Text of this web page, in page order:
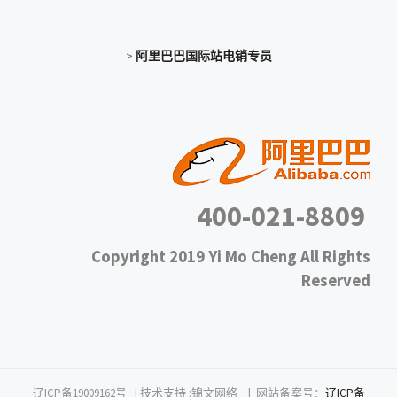
> 阿里巴巴国际站电销专员
400-021-8809
Copyright 2019 Yi Mo Cheng All Rights
Reserved
辽ICP备19009162号 | 技术支持 :锦文网络 | 网站备案号： 辽ICP备